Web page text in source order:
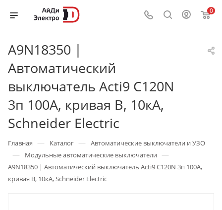
0
A9N18350 |
Автоматический
выключатель Acti9 C120N
3п 100А, кривая B, 10кА,
Schneider Electric
Главная — Каталог — Автоматические выключатели и УЗО
— Модульные автоматические выключатели —
A9N18350 | Автоматический выключатель Acti9 C120N 3п 100А,
кривая B, 10кА, Schneider Electric